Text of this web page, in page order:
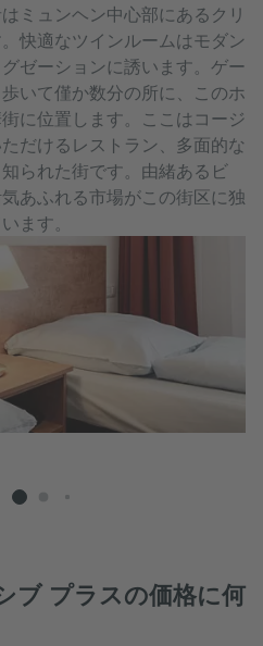
ミュンヘン中心部にあるクリ
快適なツインルームはモダン
ゼーションに誘います。ゲー
いて僅か数分の所に、このホ
に位置します。ここはコージ
だけるレストラン、多面的な
られた街です。由緒あるビ
あふれる市場がこの街区に独
ます。
ブ プラスの価格に何